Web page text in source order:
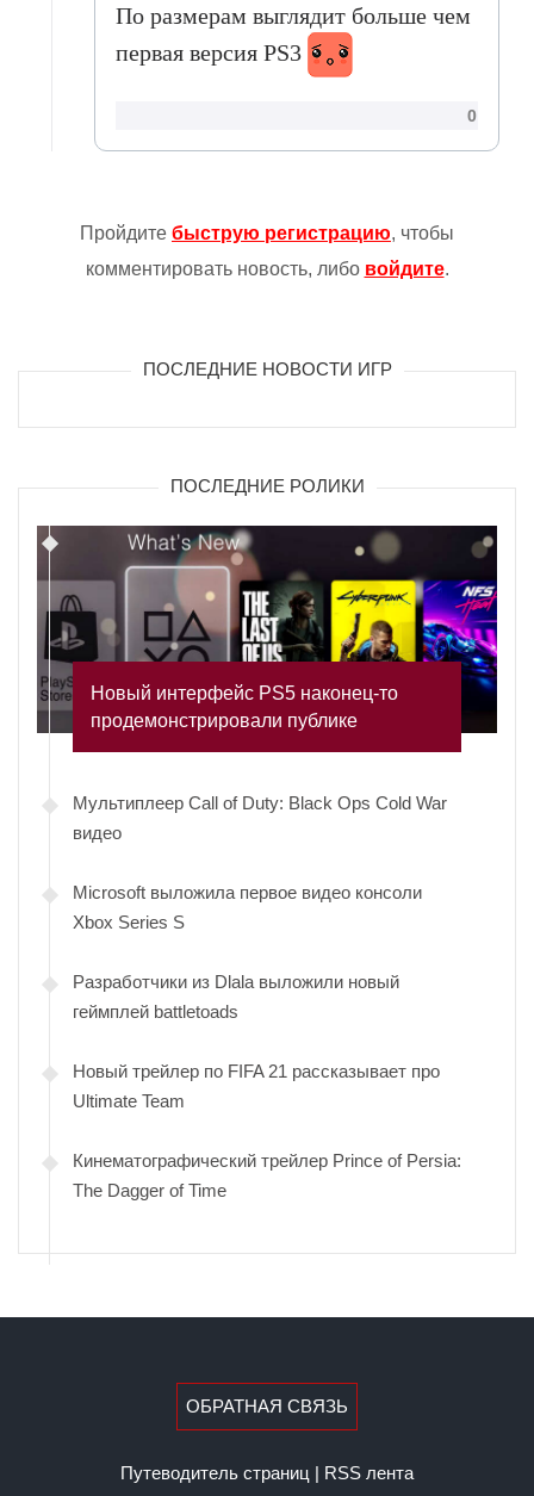
По размерам выглядит больше чем
первая версия PS3
0
Пройдите быструю регистрацию, чтобы
комментировать новость, либо войдите.
ПОСЛЕДНИЕ НОВОСТИ ИГР
ПОСЛЕДНИЕ РОЛИКИ
Новый интерфейс PS5 наконец-то
продемонстрировали публике
Мультиплеер Call of Duty: Black Ops Cold War
видео
Microsoft выложила первое видео консоли
Xbox Series S
Разработчики из Dlala выложили новый
геймплей battletoads
Новый трейлер по FIFA 21 рассказывает про
Ultimate Team
Кинематографический трейлер Prince of Persia:
The Dagger of Time
ОБРАТНАЯ СВЯЗЬ
Путеводитель страниц | RSS лента